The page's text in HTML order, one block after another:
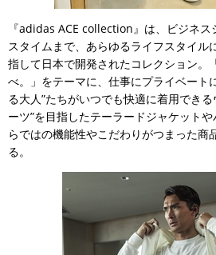
『adidas ACE collection』は、ビジネ
スタイムまで、あらゆるライフスタイル
指して日本で開発されたコレクション。
べ。」をテーマに、仕事にプライベート
る大人”たちがいつでも快適に着用でき
ーツ”を目指したテーラードジャケット
らではの機能性やこだわりがつまった商
る。